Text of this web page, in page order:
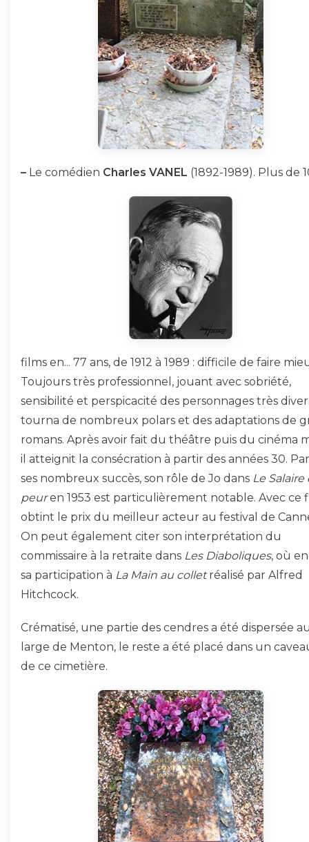
– Le comédien Charles VANEL (1892-1989). Plus de
films en... 77 ans, de 1912 à 1989 : difficile de faire
Toujours très professionnel, jouant avec sobriété,
sensibilité et perspicacité des personnages très
tourna de nombreux polars et des adaptations de
romans. Après avoir fait du théâtre puis du cinéma
il atteignit la consécration à partir des années 30.
ses nombreux succès, son rôle de Jo dans Le Salaire
peuren 1953 est particulièrement notable. Avec ce
obtint le prix du meilleur acteur au festival de
On peut également citer son interprétation du
commissaire à la retraite dans Les Diaboliques, où
sa participation à La Main au colletréalisé par Alfred
Hitchcock.
Crématisé, une partie des cendres a été dispersée
large de Menton, le reste a été placé dans un
de ce cimetière.